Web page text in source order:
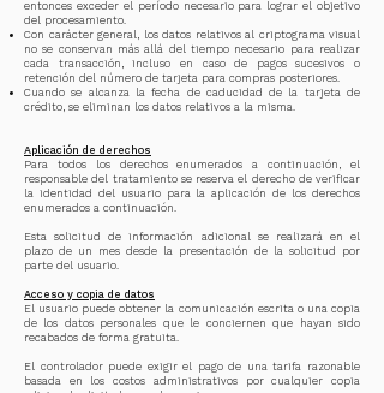
entonces exceder el período necesario para lograr el objetivo
del procesamiento.
Con carácter general, los datos relativos al criptograma visual
no se conservan más allá del tiempo necesario para realizar
cada transacción, incluso en caso de pagos sucesivos o
retención del número de tarjeta para compras posteriores.
Cuando se alcanza la fecha de caducidad de la tarjeta de
crédito, se eliminan los datos relativos a la misma.
Aplicación de derechos
Para todos los derechos enumerados a continuación, el
responsable del tratamiento se reserva el derecho de verificar
la identidad del usuario para la aplicación de los derechos
enumerados a continuación.
Esta solicitud de información adicional se realizará en el
plazo de un mes desde la presentación de la solicitud por
parte del usuario.
Acceso y copia de datos
El usuario puede obtener la comunicación escrita o una copia
de los datos personales que le conciernen que hayan sido
recabados de forma gratuita.
El controlador puede exigir el pago de una tarifa razonable
basada en los costos administrativos por cualquier copia